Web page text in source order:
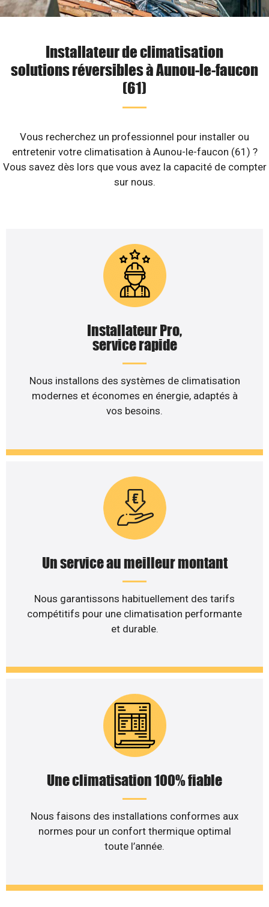
Installateur de climatisation
solutions réversibles à Aunou-le-faucon
(61)
Vous recherchez un professionnel pour installer ou
entretenir votre climatisation à Aunou-le-faucon (61) ?
Vous savez dès lors que vous avez la capacité de compter
sur nous.
Installateur Pro,
service rapide
Nous installons des systèmes de climatisation
modernes et économes en énergie, adaptés à
vos besoins.
Un service au meilleur montant
Nous garantissons habituellement des tarifs
compétitifs pour une climatisation performante
et durable.
Une climatisation 100% fiable
Nous faisons des installations conformes aux
normes pour un confort thermique optimal
toute l’année.